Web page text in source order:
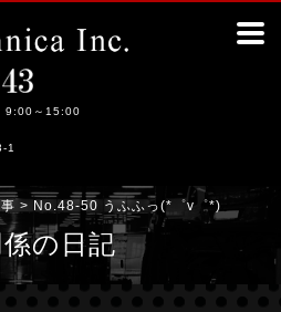
9:00～15:00
1
> No.48-50 うふふっ(*゜v゜*)
の日記